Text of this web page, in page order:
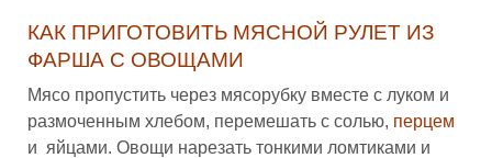
КАК ПРИГОТОВИТЬ МЯСНОЙ РУЛЕТ ИЗ
ФАРША С ОВОЩАМИ
Мясо пропустить через мясорубку вместе с луком и
размоченным хлебом, перемешать с солью, перцем
и яйцами. Овощи нарезать тонкими ломтиками и